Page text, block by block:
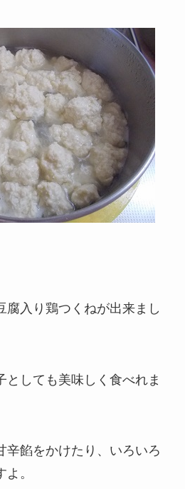
腐入り鶏つくねが出来まし
としても美味しく食べれま
辛餡をかけたり、いろいろ
。